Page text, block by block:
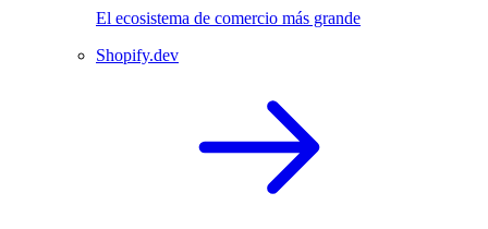
El ecosistema de comercio más grande
Shopify.dev